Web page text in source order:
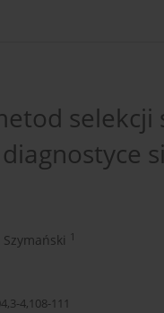
selekcji
1
4,108-111